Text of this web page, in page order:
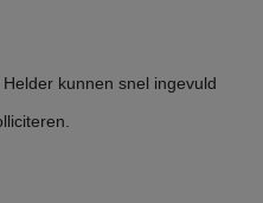
kunnen snel ingevuld